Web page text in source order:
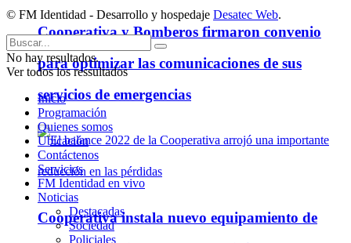
Cooperativa y Bomberos firmaron convenio
para optimizar las comunicaciones de sus
servicios de emergencias
Cooperativa instala nuevo equipamiento de
© FM Identidad - Desarrollo y hospedaje Desatec Web.
No hay resultados.
Ver todos los ressultados
Inicio
Programación
Quienes somos
Ubicación
Contáctenos
Servicios
FM Identidad en vivo
Noticias
Destacadas
Sociedad
Policiales